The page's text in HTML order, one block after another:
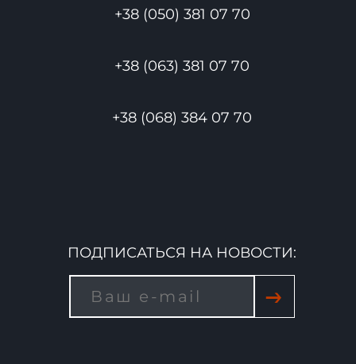
+38 (050) 381 07 70
+38 (063) 381 07 70
+38 (068) 384 07 70
ПОДПИСАТЬСЯ НА НОВОСТИ:
→